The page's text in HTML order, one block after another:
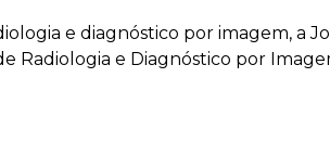
e diagnóstico por imagem, a
Radiologia e Diagnóstico por